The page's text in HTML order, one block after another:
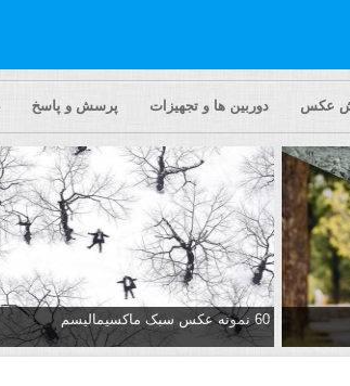
عکس دوربین ها و تجهیزات پرسش و پاسخ
60 نمونه عکس سبک ماکسیمالیسم